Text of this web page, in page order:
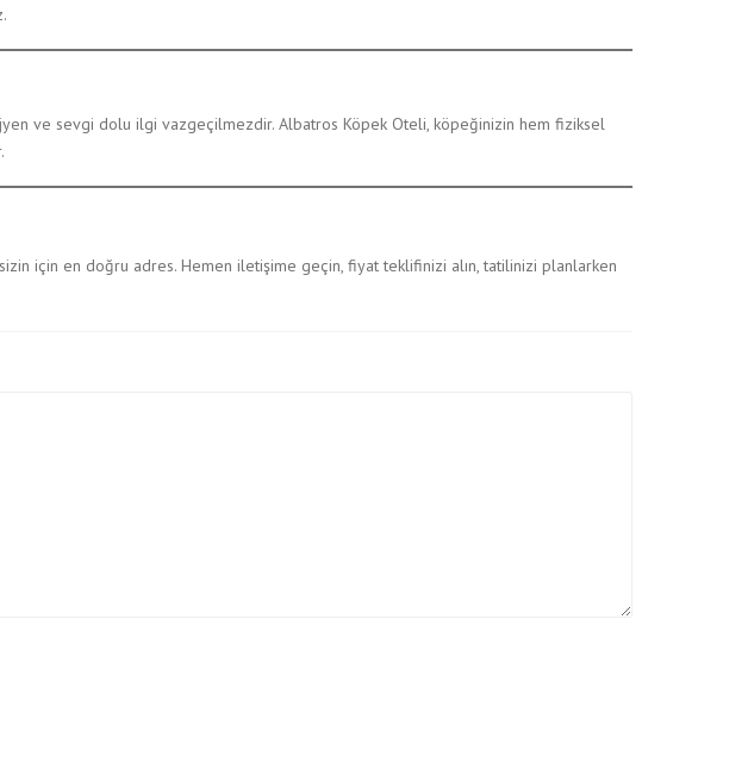
ve sevgi dolu ilgi vazgeçilmezdir. Albatros Köpek Oteli, köpeğinizin hem fiziksel
sizin için en doğru adres. Hemen iletişime geçin, fiyat teklifinizi alın, tatilinizi planlarken